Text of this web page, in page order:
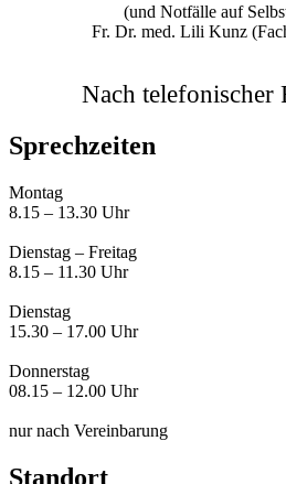
(und Notfälle auf
Fr. Dr. med. Lili Kunz
Nach telefonischer
Sprechzeiten
Montag
8.15 – 13.30 Uhr
Dienstag – Freitag
8.15 – 11.30 Uhr
Dienstag
15.30 – 17.00 Uhr
Donnerstag
08.15 – 12.00 Uhr
nur nach Vereinbarung
Standort